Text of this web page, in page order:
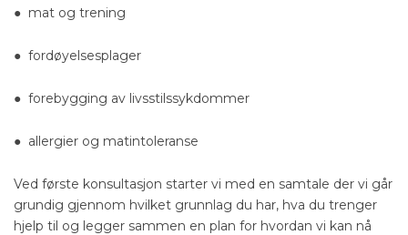
● mat og trening
● fordøyelsesplager
● forebygging av livsstilssykdommer
● allergier og matintoleranse
Ved første konsultasjon starter vi med en samtale der vi går
grundig gjennom hvilket grunnlag du har, hva du trenger
hjelp til og legger sammen en plan for hvordan vi kan nå